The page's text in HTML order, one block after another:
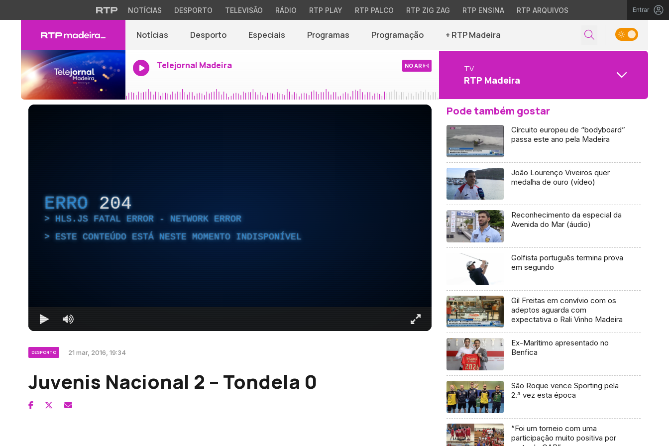
NOTÍCIAS DESPORTO TELEVISÃO RÁDIO RTP PLAY RTP PALCO RTP ZIG ZAG RTP ENSINA RTP ARQUIVOS Entrar
Notícias Desporto Especiais Programas Programação + RTP Madeira
Telejornal Madeira NO AR TV
RTP Madeira
ERRO 204
HLS.JS FATAL ERROR - NETWORK ERROR
ESTE CONTEÚDO ESTÁ NESTE MOMENTO INDISPONÍVEL
DESPORTO 21 mar, 2016, 19:34
Juvenis Nacional 2 – Tondela 0
Pode também gostar
Círcuito europeu de “bodyboard”
passa este ano pela Madeira
João Lourenço Viveiros quer
medalha de ouro (vídeo)
Reconhecimento da especial da
Avenida do Mar (áudio)
Golfista português termina prova
em segundo
Gil Freitas em convívio com os
adeptos aguarda com
expectativa o Rali Vinho Madeira
Ex-Marítimo apresentado no
Benfica
São Roque vence Sporting pela
2.ª vez esta época
“Foi um torneio com uma
participação muito positiva por